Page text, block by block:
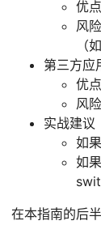
优
风
（
第三方应
优
风
实战建议
如
如
在本指南的后